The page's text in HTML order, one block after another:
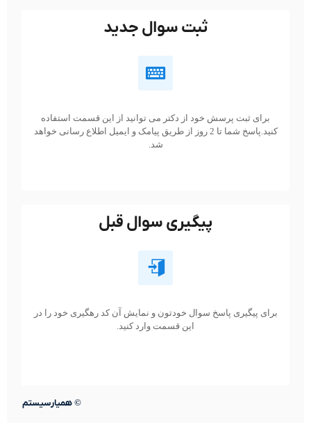
ثبت سوال جدید
برای ثبت پرسش خود از دکتر می توانید از این قسمت استفاده
کنید.پاسخ شما تا 2 روز از طریق پیامک و ایمیل اطلاع رسانی خواهد
شد.
پیگیری سوال قبل
برای پیگیری پاسخ سوال خودتون و نمایش آن کد رهگیری خود را در
این قسمت وارد کنید.
© همیارسیستم